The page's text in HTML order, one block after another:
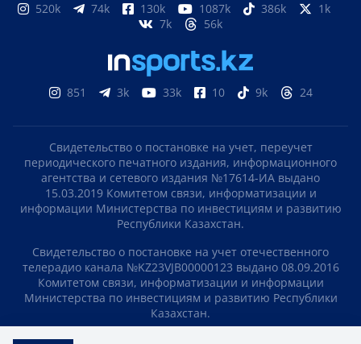
520k 74k 130k 1087k 386k
1k
7k
56k
851 3k 33k 10 9k 24
Свидетельство о постановке на учет, переучет
периодического печатного издания, информационного
агентства и сетевого издания №17614-ИА выдано
15.03.2019 Комитетом связи, информатизации и
информации Министерства по инвестициям и развитию
Республики Казахстан.
Свидетельство о постановке на учет отечественного
телерадио канала №KZ23VJB00000123 выдано 08.09.2016
Комитетом связи, информатизации и информации
Министерства по инвестициям и развитию Республики
Казахстан.